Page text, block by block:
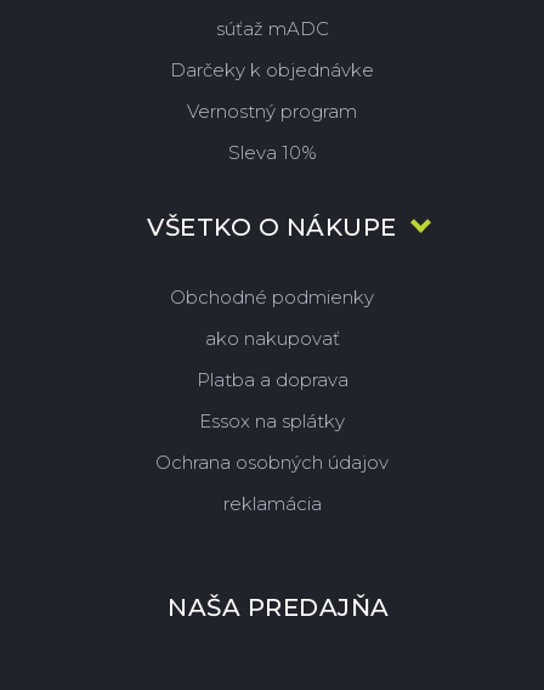
súťaž mADC
Darčeky k objednávke
Vernostný program
Sleva 10%
VŠETKO O NÁKUPE
Obchodné podmienky
ako nakupovať
Platba a doprava
Essox na splátky
Ochrana osobných údajov
reklamácia
NAŠA PREDAJŇA